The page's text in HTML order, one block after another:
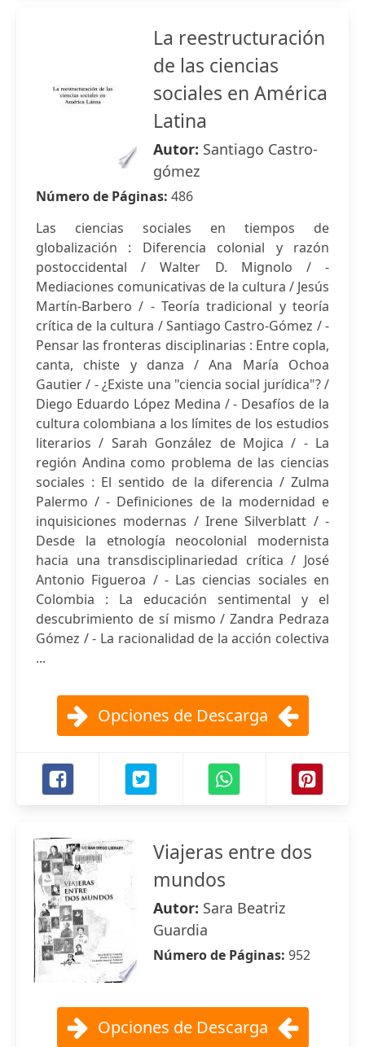
La reestructuración
de las ciencias
sociales en América
Latina
Autor: Santiago Castro-
gómez
Número de Páginas: 486
Las ciencias sociales en tiempos de
globalización : Diferencia colonial y razón
postoccidental / Walter D. Mignolo / -
Mediaciones comunicativas de la cultura / Jesús
Martín-Barbero / - Teoría tradicional y teoría
crítica de la cultura / Santiago Castro-Gómez / -
Pensar las fronteras disciplinarias : Entre copla,
canta, chiste y danza / Ana María Ochoa
Gautier / - ¿Existe una "ciencia social jurídica"? /
Diego Eduardo López Medina / - Desafíos de la
cultura colombiana a los límites de los estudios
literarios / Sarah González de Mojica / - La
región Andina como problema de las ciencias
sociales : El sentido de la diferencia / Zulma
Palermo / - Definiciones de la modernidad e
inquisiciones modernas / Irene Silverblatt / -
Desde la etnología neocolonial modernista
hacia una transdisciplinariedad crítica / José
Antonio Figueroa / - Las ciencias sociales en
Colombia : La educación sentimental y el
descubrimiento de sí mismo / Zandra Pedraza
Gómez / - La racionalidad de la acción colectiva
...
Opciones de Descarga
Viajeras entre dos
mundos
Autor: Sara Beatriz
Guardia
Número de Páginas: 952
Opciones de Descarga